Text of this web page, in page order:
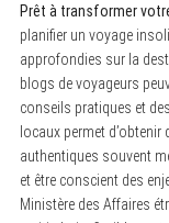
Prêt à transformer
planifier un voyage
approfondies sur la
blogs de voyageurs
conseils pratiques et
locaux permet
authentiques souvent
et être conscient des
Ministère des Affaires